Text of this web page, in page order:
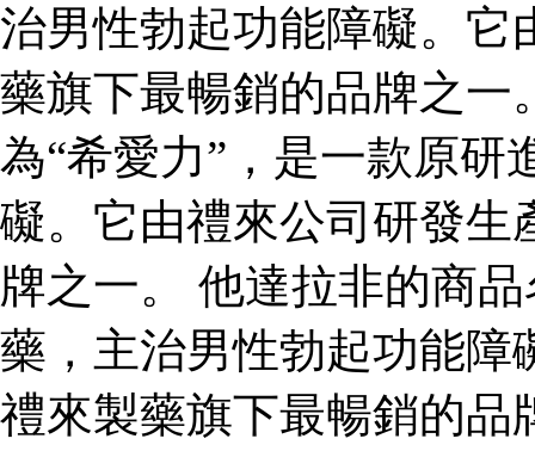
治男性勃起功能障礙。它
藥旗下最暢銷的品牌之一
為“希愛力”，是一款原研
礙。它由禮來公司研發生
牌之一。 他達拉非的商
藥，主治男性勃起功能障
禮來製藥旗下最暢銷的品